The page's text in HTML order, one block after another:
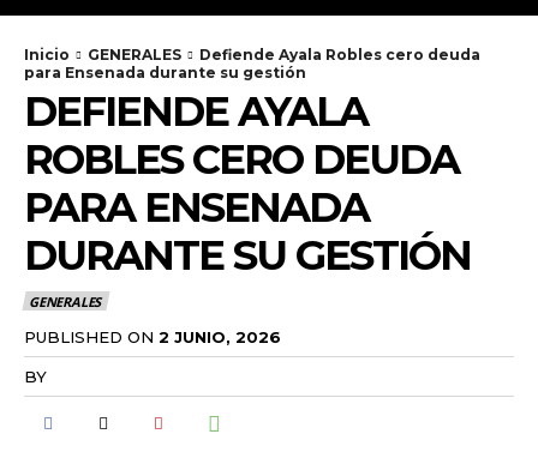
Inicio GENERALES
Defiende Ayala Robles cero deuda
para Ensenada durante su gestión
DEFIENDE AYALA
ROBLES CERO DEUDA
PARA ENSENADA
DURANTE SU GESTIÓN
GENERALES
PUBLISHED ON 2 JUNIO, 2026
BY